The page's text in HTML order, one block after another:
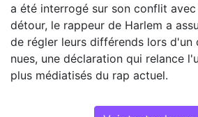
a été interrogé sur son conflit avec
détour, le rappeur de Harlem a
de régler leurs différends lors d'un
nues, une déclaration qui relance
plus médiatisés du rap actuel.